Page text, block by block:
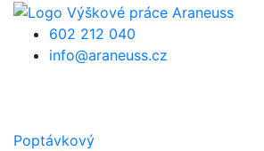
Přejít k hlavnímu obsahu
602 212 040
info@araneuss.cz
Poptávkový